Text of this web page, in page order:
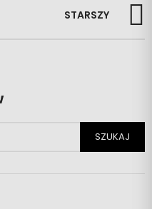
STARSZY
SZUKAJ